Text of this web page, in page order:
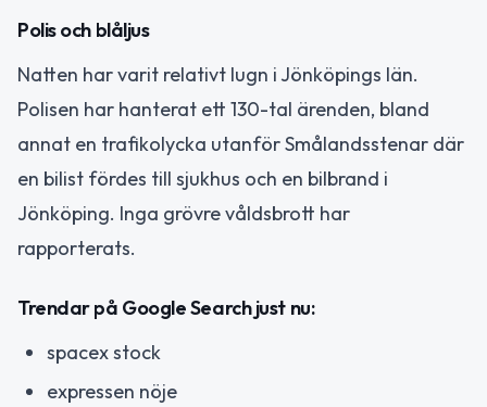
Polis och blåljus
Natten har varit relativt lugn i Jönköpings län.
Polisen har hanterat ett 130-tal ärenden, bland
annat en trafikolycka utanför Smålandsstenar där
en bilist fördes till sjukhus och en bilbrand i
Jönköping. Inga grövre våldsbrott har
rapporterats.
Trendar på Google Search just nu:
spacex stock
expressen nöje